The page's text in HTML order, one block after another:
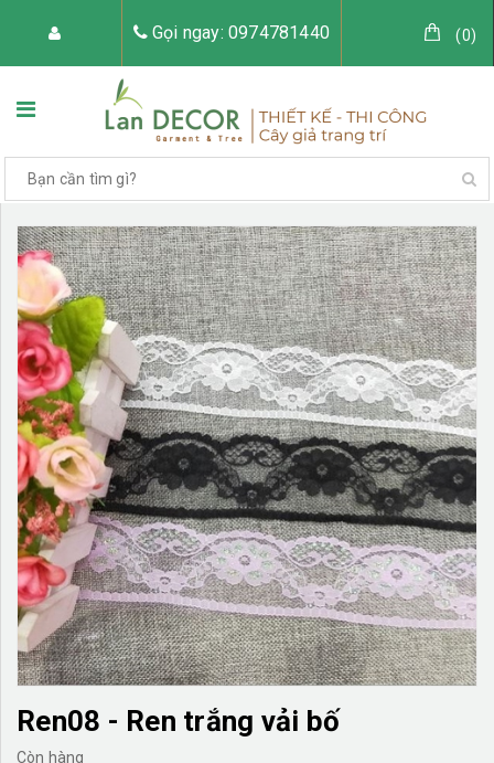
Gọi ngay: 0974781440 (0)
TRANG CHỦ VỀ LAN DECOR
CÂY GIẢ TRANG TRÍ TIỂU CẢNH CÂY GIẢ
TƯỜNG CÂY GIẢ KHĂN TRẢI BÀN
TƯ VẤN LIÊN HỆ
Ren08 - Ren trắng vải bố
Còn hàng